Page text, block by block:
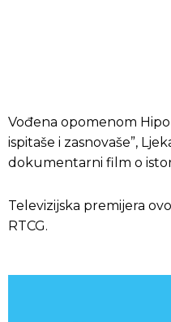
Vođena opomenom
ispitaše i zasnovaše”,
dokumentarni film o
Televizijska premijera
RTCG.